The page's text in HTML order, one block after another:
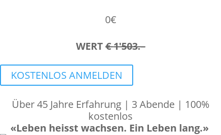
0€
WERT€1'503.–
KOSTENLOS ANMELDEN
Über 45 Jahre Erfahrung | 3 Abende | 100%
kostenlos
«Leben heisst wachsen. Ein Leben lang.»